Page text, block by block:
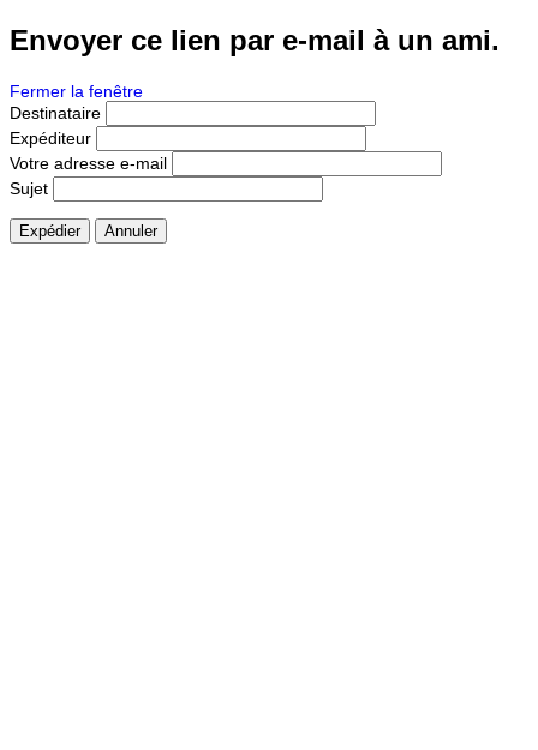
Envoyer ce lien par e-mail à un ami.
Fermer la fenêtre
Destinataire
Expéditeur
Votre adresse e-mail
Sujet
Expédier Annuler